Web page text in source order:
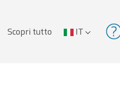
Scopri tutto IT